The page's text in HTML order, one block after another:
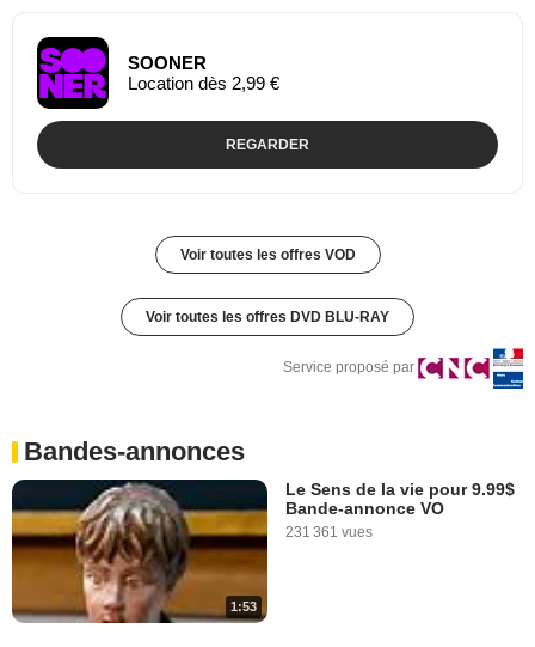
SOONER
Location dès 2,99 €
REGARDER
Voir toutes les offres VOD
Voir toutes les offres DVD BLU-RAY
Service proposé par
Bandes-annonces
1:53
Le Sens de la vie pour 9.99$
Bande-annonce VO
231 361 vues